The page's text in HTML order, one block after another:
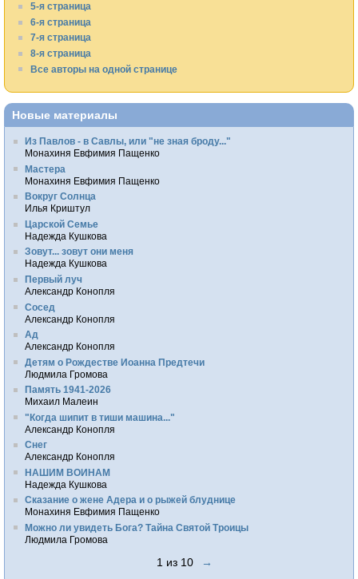
5-я страница
6-я страница
7-я страница
8-я страница
Все авторы на одной странице
Новые материалы
Из Павлов - в Савлы, или "не зная броду..."
Монахиня Евфимия Пащенко
Мастера
Монахиня Евфимия Пащенко
Вокруг Солнца
Илья Криштул
Царской Семье
Надежда Кушкова
Зовут... зовут они меня
Надежда Кушкова
Первый луч
Александр Конопля
Сосед
Александр Конопля
Ад
Александр Конопля
Детям о Рождестве Иоанна Предтечи
Людмила Громова
Память 1941-2026
Михаил Малеин
"Когда шипит в тиши машина..."
Александр Конопля
Снег
Александр Конопля
НАШИМ ВОИНАМ
Надежда Кушкова
Сказание о жене Адера и о рыжей блуднице
Монахиня Евфимия Пащенко
Можно ли увидеть Бога? Тайна Святой Троицы
Людмила Громова
1 из 10 →